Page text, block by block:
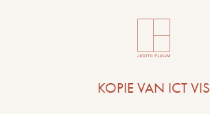
KOPIE VAN ICT VIS